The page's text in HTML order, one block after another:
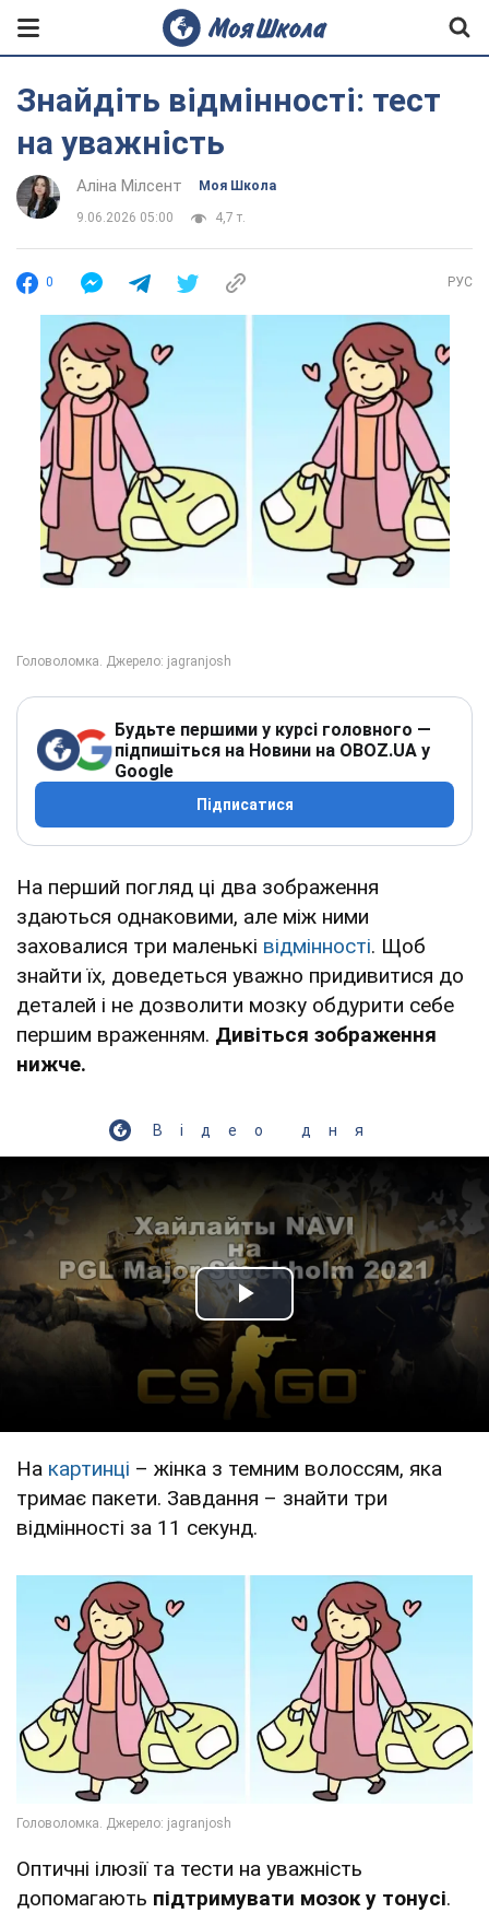
Знайдіть відмінності: тест
на уважність
Аліна Мілсент Моя Школа
9.06.2026 05:00 4,7 т.
0 РУС
Будьте першими у курсі головного —
підпишіться на Новини на OBOZ.UA у
Google
Підписатися
На перший погляд ці два зображення
здаються однаковими, але між ними
заховалися три маленькі відмінності. Щоб
знайти їх, доведеться уважно придивитися до
деталей і не дозволити мозку обдурити себе
першим враженням. Дивіться зображення
нижче.
Відео дня
Play Video
На картинці – жінка з темним волоссям, яка
тримає пакети. Завдання – знайти три
відмінності за 11 секунд.
Оптичні ілюзії та тести на уважність
допомагають підтримувати мозок у тонусі.